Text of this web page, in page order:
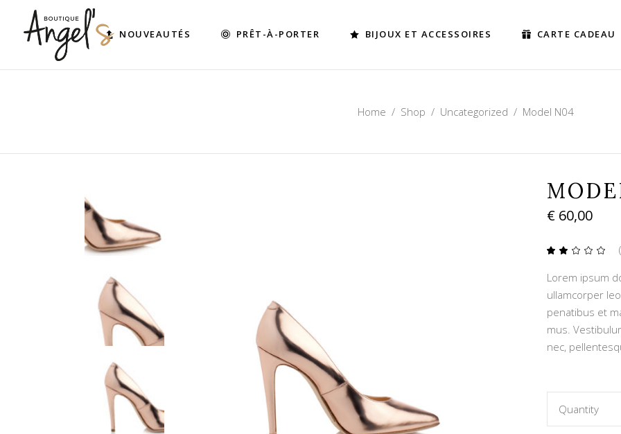
NOUVEAUTÉS PRÊT-À-PORTER BIJOUX ET ACCESSOIRES CARTE CADEAU
Home / Shop / Uncategorized / Model N04
€ 60,00
5
sur
1
client
(
Lorem ipsum
ullamcorper
penatibus et
mus.
nec,
Model
Quantity